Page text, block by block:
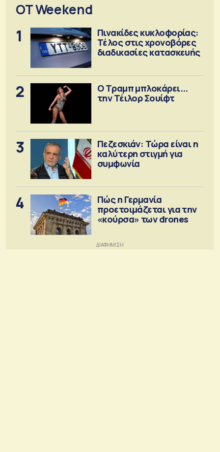
OT Weekend
1
Πινακίδες κυκλοφορίας:
Τέλος στις χρονοβόρες
διαδικασίες κατασκευής
2
Ο Τραμπ μπλοκάρει...
την Τέιλορ Σουίφτ
3
Πεζεσκιάν: Τώρα είναι η
καλύτερη στιγμή για
συμφωνία
4
Πώς η Γερμανία
προετοιμάζεται για την
«κούρσα» των drones